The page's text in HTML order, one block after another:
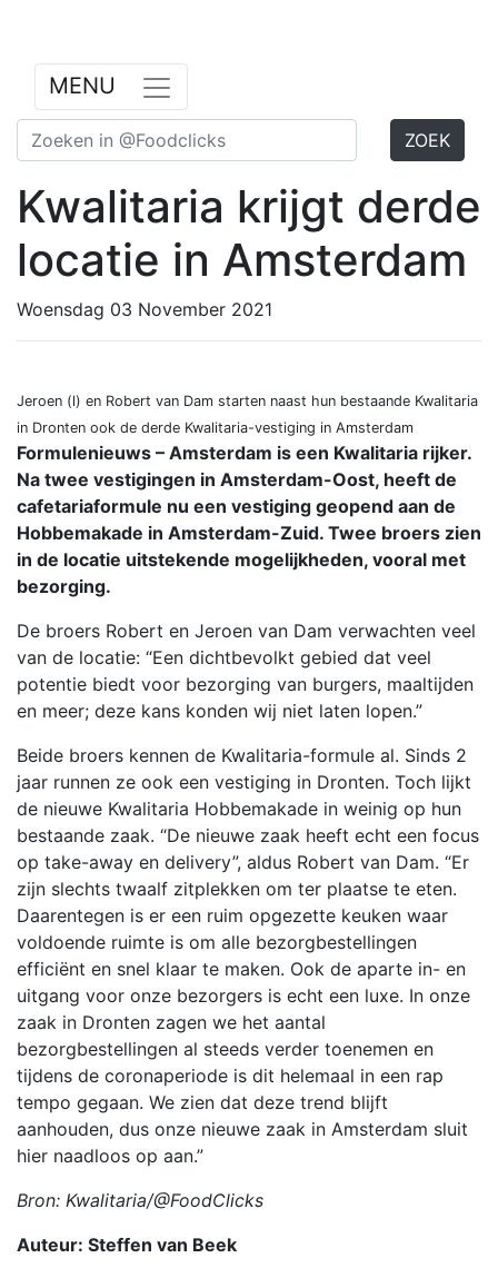
MENU
ZOEK
Kwalitaria krijgt derde
locatie in Amsterdam
Woensdag 03 November 2021
Jeroen (l) en Robert van Dam starten naast hun bestaande Kwalitaria
in Dronten ook de derde Kwalitaria-vestiging in Amsterdam
Formulenieuws – Amsterdam is een Kwalitaria rijker.
Na twee vestigingen in Amsterdam-Oost, heeft de
cafetariaformule nu een vestiging geopend aan de
Hobbemakade in Amsterdam-Zuid. Twee broers zien
in de locatie uitstekende mogelijkheden, vooral met
bezorging.
De broers Robert en Jeroen van Dam verwachten veel
van de locatie: “Een dichtbevolkt gebied dat veel
potentie biedt voor bezorging van burgers, maaltijden
en meer; deze kans konden wij niet laten lopen.”
Beide broers kennen de Kwalitaria-formule al. Sinds 2
jaar runnen ze ook een vestiging in Dronten. Toch lijkt
de nieuwe Kwalitaria Hobbemakade in weinig op hun
bestaande zaak. “De nieuwe zaak heeft echt een focus
op take-away en delivery”, aldus Robert van Dam. “Er
zijn slechts twaalf zitplekken om ter plaatse te eten.
Daarentegen is er een ruim opgezette keuken waar
voldoende ruimte is om alle bezorgbestellingen
efficiënt en snel klaar te maken. Ook de aparte in- en
uitgang voor onze bezorgers is echt een luxe. In onze
zaak in Dronten zagen we het aantal
bezorgbestellingen al steeds verder toenemen en
tijdens de coronaperiode is dit helemaal in een rap
tempo gegaan. We zien dat deze trend blijft
aanhouden, dus onze nieuwe zaak in Amsterdam sluit
hier naadloos op aan.”
Bron: Kwalitaria/@FoodClicks
Auteur: Steffen van Beek